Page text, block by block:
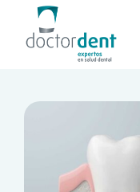
contenido